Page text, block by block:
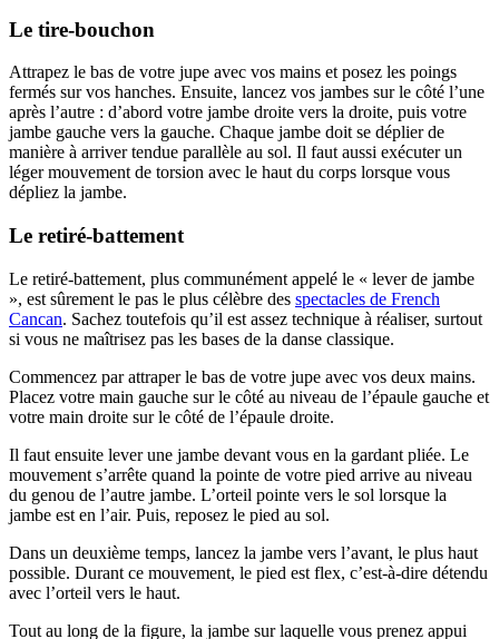
Le tire-bouchon
Attrapez le bas de votre jupe avec vos mains et posez les poings
fermés sur vos hanches. Ensuite, lancez vos jambes sur le côté l’une
après l’autre : d’abord votre jambe droite vers la droite, puis votre
jambe gauche vers la gauche. Chaque jambe doit se déplier de
manière à arriver tendue parallèle au sol. Il faut aussi exécuter un
léger mouvement de torsion avec le haut du corps lorsque vous
dépliez la jambe.
Le retiré-battement
Le retiré-battement, plus communément appelé le « lever de jambe
», est sûrement le pas le plus célèbre des spectacles de French
Cancan. Sachez toutefois qu’il est assez technique à réaliser, surtout
si vous ne maîtrisez pas les bases de la danse classique.
Commencez par attraper le bas de votre jupe avec vos deux mains.
Placez votre main gauche sur le côté au niveau de l’épaule gauche et
votre main droite sur le côté de l’épaule droite.
Il faut ensuite lever une jambe devant vous en la gardant pliée. Le
mouvement s’arrête quand la pointe de votre pied arrive au niveau
du genou de l’autre jambe. L’orteil pointe vers le sol lorsque la
jambe est en l’air. Puis, reposez le pied au sol.
Dans un deuxième temps, lancez la jambe vers l’avant, le plus haut
possible. Durant ce mouvement, le pied est flex, c’est-à-dire détendu
avec l’orteil vers le haut.
Tout au long de la figure, la jambe sur laquelle vous prenez appui